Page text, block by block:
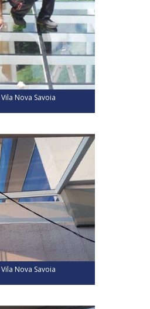
Nova Savoia
Nova Savoia